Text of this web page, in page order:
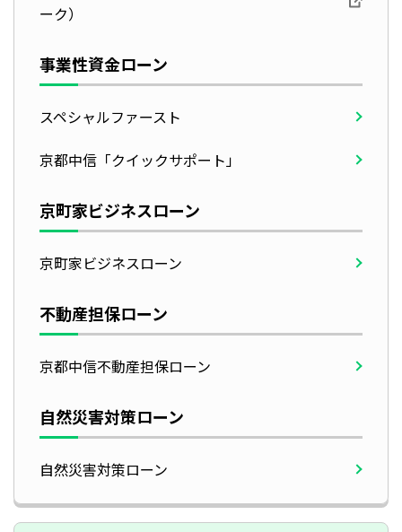
ーク）
事業性資金ローン
スペシャルファースト
京都中信「クイックサポート」
京町家ビジネスローン
京町家ビジネスローン
不動産担保ローン
京都中信不動産担保ローン
自然災害対策ローン
自然災害対策ローン